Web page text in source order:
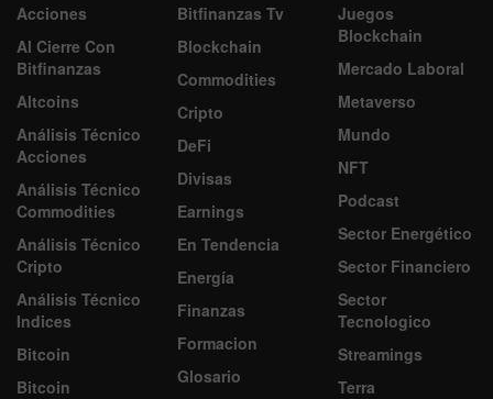
Acciones
Al Cierre Con
Bitfinanzas
Altcoins
Análisis Técnico
Acciones
Análisis Técnico
Commodities
Análisis Técnico
Cripto
Análisis Técnico
Indices
Bitcoin
Bitcoin
Bitfinanzas Tv
Blockchain
Commodities
Cripto
DeFi
Divisas
Earnings
En Tendencia
Energía
Finanzas
Formacion
Glosario
Juegos
Blockchain
Mercado Laboral
Metaverso
Mundo
NFT
Podcast
Sector Energético
Sector Financiero
Sector
Tecnologico
Streamings
Terra